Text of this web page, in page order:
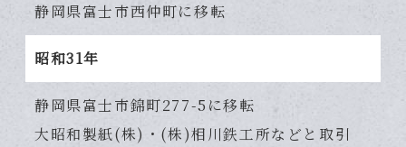
静岡県富士市西仲町に移転
昭和31年
静岡県富士市錦町277-5に移転
大昭和製紙(株)・(株)相川鉄工所などと取引